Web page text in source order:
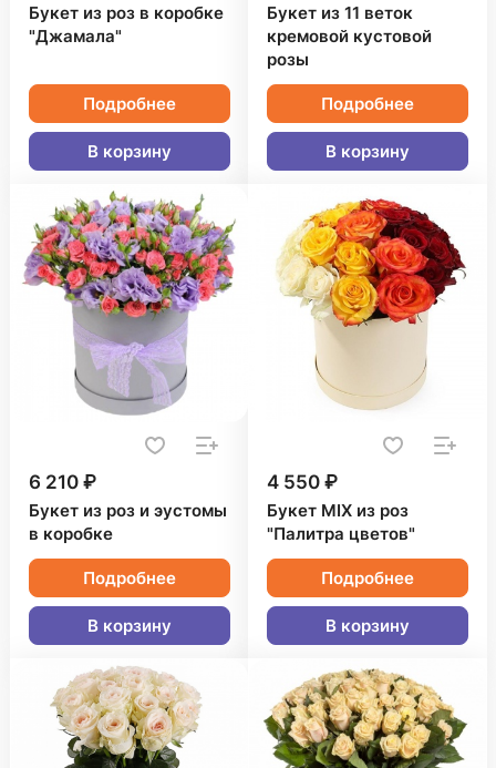
Букет из роз в коробке
"Джамала"
Подробнее
В корзину
Букет из 11 веток
кремовой кустовой
розы
Подробнее
В корзину
6 210 ₽
Букет из роз и эустомы
в коробке
Подробнее
В корзину
4 550 ₽
Букет MIX из роз
"Палитра цветов"
Подробнее
В корзину